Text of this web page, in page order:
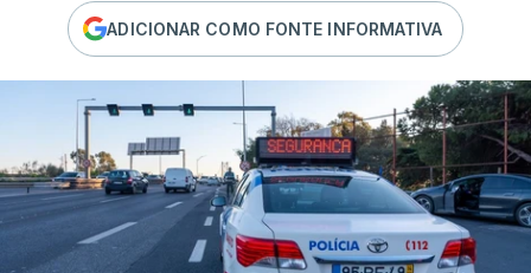
ADICIONAR COMO FONTE INFORMATIVA